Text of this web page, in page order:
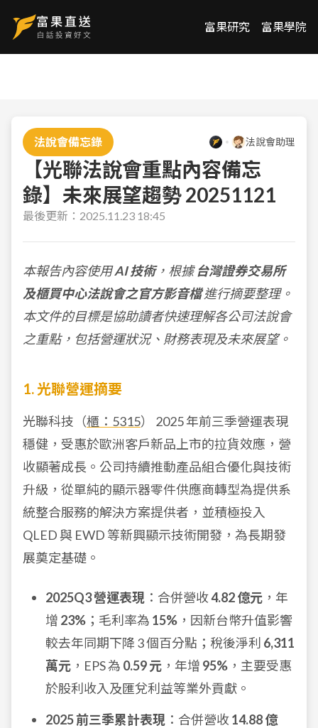
富果研究 富果學院
法說會備忘錄 法說會助理
【光聯法說會重點內容備忘
錄】未來展望趨勢 20251121
最後更新： 2025.11.23 18:45
本報告內容使用AI 技術，根據台灣證券交易所
及櫃買中心法說會之官方影音檔進行摘要整理。
本文件的目標是協助讀者快速理解各公司法說會
之重點，包括營運狀況、財務表現及未來展望。
1. 光聯營運摘要
光聯科技（櫃：5315） 2025 年前三季營運表現
穩健，受惠於歐洲客戶新品上市的拉貨效應，營
收顯著成長。公司持續推動產品組合優化與技術
升級，從單純的顯示器零件供應商轉型為提供系
統整合服務的解決方案提供者，並積極投入
QLED 與 EWD 等新興顯示技術開發，為長期發
展奠定基礎。
2025Q3 營運表現 ：合併營收4.82 億元 ，年
增 23% ；毛利率為 15% ，因新台幣升值影響
較去年同期下降 3 個百分點；稅後淨利 6,311
萬元 ，EPS 為 0.59 元 ，年增 95% ，主要受惠
於股利收入及匯兌利益等業外貢獻。
2025 前三季累計表現 ：合併營收14.88 億